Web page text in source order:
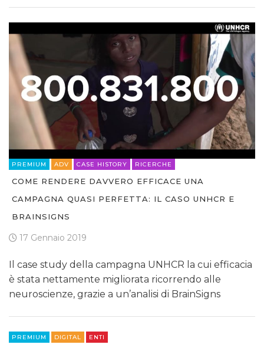
PREMIUM ADV CASE HISTORY RICERCHE
COME RENDERE DAVVERO EFFICACE UNA
CAMPAGNA QUASI PERFETTA: IL CASO UNHCR E
BRAINSIGNS
17 Gennaio 2019
Il case study della campagna UNHCR la cui efficacia
è stata nettamente migliorata ricorrendo alle
neuroscienze, grazie a un’analisi di BrainSigns
PREMIUM DIGITAL ENTI